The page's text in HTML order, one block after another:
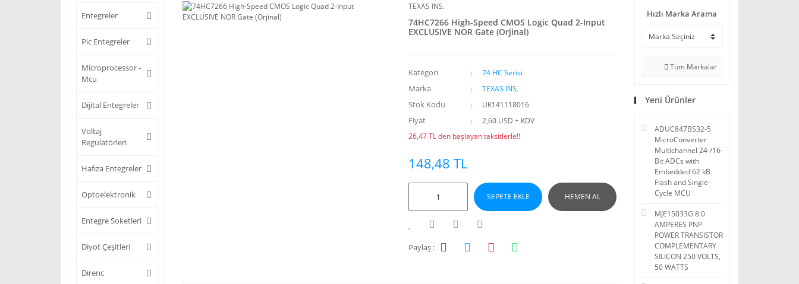
Entegreler
Pic Entegreler
Microprocessor -
Mcu
Dijital Entegreler
Voltaj
Regülatörleri
Hafıza Entegreler
Optoelektronik
Entegre Soketleri
Diyot Çeşitleri
Direnc
TEXAS INS.
74HC7266 High-Speed CMOS Logic Quad 2-Input
EXCLUSIVE NOR Gate (Orjinal)
Kategori 74 HC Serisi
Marka TEXAS INS.
Stok Kodu UK141118016
Fiyat
2,60 USD + KDV
26,47 TL den başlayan taksitlerle!!
148,48 TL
SEPETE EKLE HEMEN AL
Paylaş :
Hızlı Marka Arama
Tüm Markalar
Yeni Ürünler
ADUC847BS32-5
MicroConverter
Multichannel 24-/16-
Bit ADCs with
Embedded 62 kB
Flash and Single-
Cycle MCU
MJE15033G 8.0
AMPERES PNP
POWER TRANSISTOR
COMPLEMENTARY
SILICON 250 VOLTS,
50 WATTS